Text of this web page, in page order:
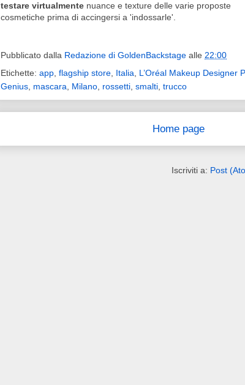
testare virtualmente nuance e texture delle varie proposte
cosmetiche prima di accingersi a 'indossarle'.
Pubblicato dalla Redazione di GoldenBackstage alle 22:00
Etichette: app, flagship store, Italia, L’Oréal Makeup Designer
Genius, mascara, Milano, rossetti, smalti, trucco
Home page
Iscriviti a: Post